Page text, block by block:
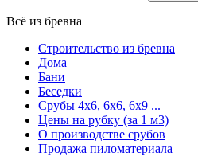
Всё из бревна
Строительство из бревна
Дома
Бани
Беседки
Срубы 4х6, 6х6, 6х9 ...
Цены на рубку (за 1 м3)
О производстве срубов
Продажа пиломатериала